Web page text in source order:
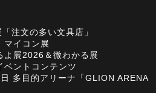
注文の多い文具店」
マイコン展
よ展2026＆微わかる展
ベントコンテンツ
多目的アリーナ「GLION ARENA